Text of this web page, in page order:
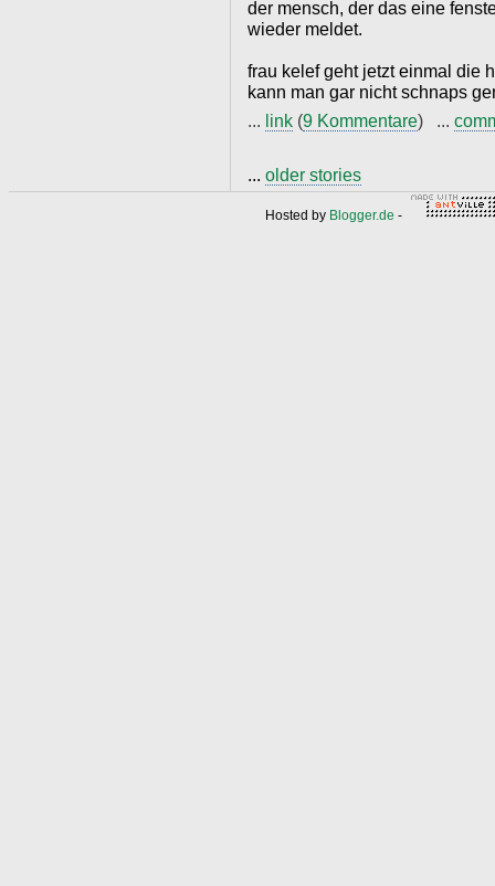
der mensch, der das eine
wieder meldet.
frau kelef geht jetzt einmal die
kann man gar nicht schnaps
... link (9 Kommentare) ...
... older stories
Hosted by Blogger.de -